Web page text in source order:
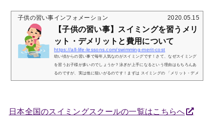
子供の習い事インフォメーション 2020.05.15
【子供の習い事】スイミングを習うメリ
ット・デメリットと費用について
https://all-life-lessons.com/swimming-merit-cost
幼い頃からの習い事で毎年人気なのがスイミングです！さて、なぜスイミング
を習うお子様が多いのでしょうか？泳ぎが上手になるという理由はもちろんあ
るのですが、実は他に狙いがるのです！まずは スイミングの 「メリット・デメ
リット」と「費用」についてお伝えいたします。⚪︎1スイミングを習わせるパパ
②免疫力の向上③心肺機能の向上①スイミングは基礎体力をつける事ができ
ま...
日本全国のスイミングスクールの一覧はこちらへ